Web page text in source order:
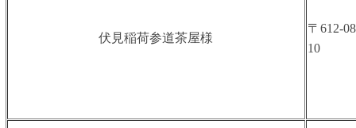
伏⾒稲荷参道茶屋様
〒612-
10